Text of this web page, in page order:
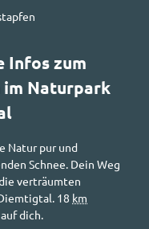
Infos zum
im Naturpark
Natur pur und
Schnee. Dein Weg
verträumten
18 km
dich.